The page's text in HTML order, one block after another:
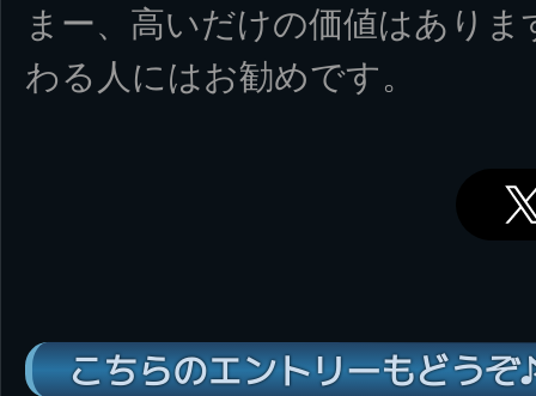
まー、高いだけの価値はあり
わる人にはお勧めです。
こちらのエントリーもどうぞ